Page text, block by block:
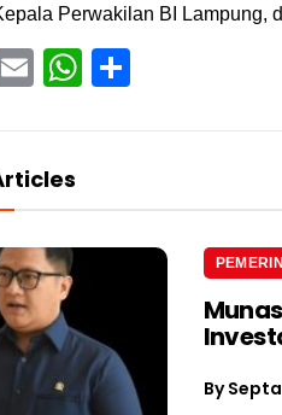
Perwakilan BI Lampung,
EmailWhatsApp
By